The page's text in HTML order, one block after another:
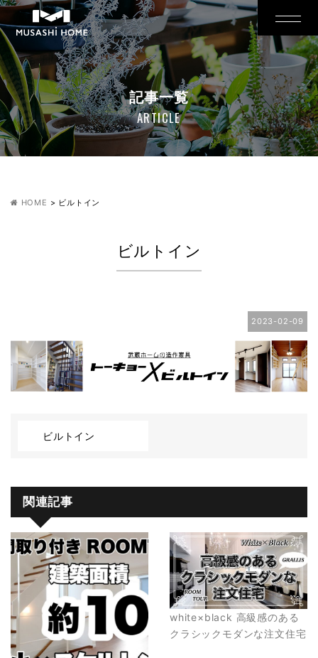
記事一覧
ARTICLE
HOME > ビルトイン
ビルトイン
2023-02-09
ビルトイン
関連記事
white×black 高級感のある
クラシックモダンな注文住宅